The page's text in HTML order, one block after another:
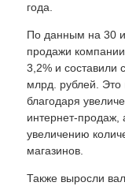
года.
По данным на 30
продажи
3,2% и составили
млрд. рублей.
благодаря
интернет-продаж,
увеличению
магазинов.
Также выросли